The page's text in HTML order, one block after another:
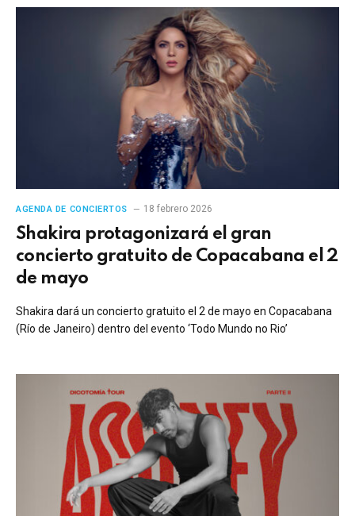
AGENDA DE CONCIERTOS 18 febrero 2026
Shakira protagonizará el gran
concierto gratuito de Copacabana el 2
de mayo
Shakira dará un concierto gratuito el 2 de mayo en Copacabana
(Río de Janeiro) dentro del evento ‘Todo Mundo no Rio’